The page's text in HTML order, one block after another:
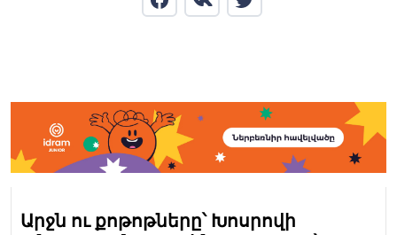
Արջն ու քոթոթները՝ Խոսրովի